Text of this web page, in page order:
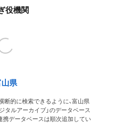
役機関
県
断的に検索できるように、富山県
タルアーカイブ」のデータベース
携データベースは順次追加してい